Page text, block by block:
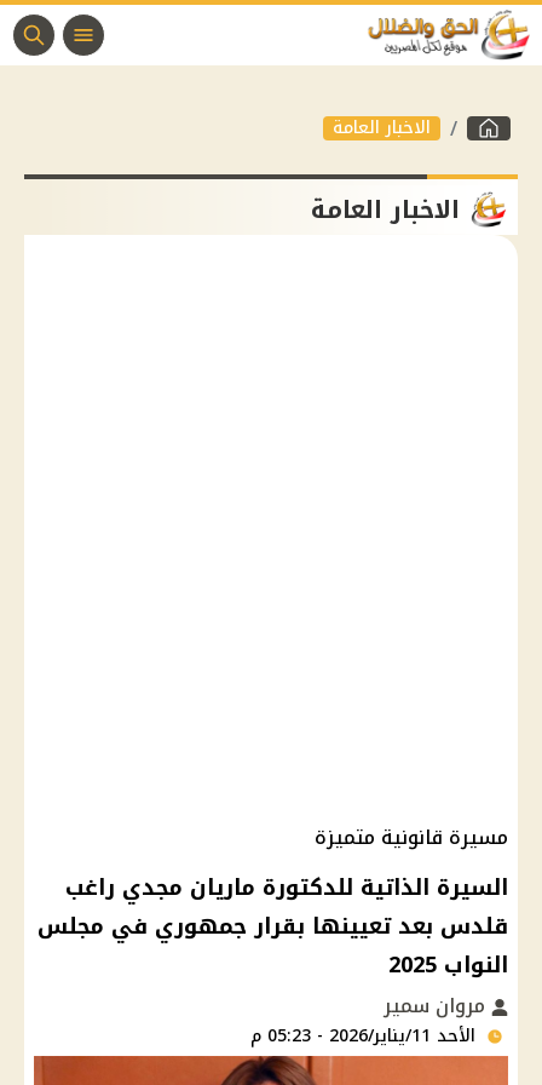
الاخبار العامة
الاخبار العامة
مسيرة قانونية متميزة
السيرة الذاتية للدكتورة ماريان مجدي راغب
قلدس بعد تعيينها بقرار جمهوري في مجلس
النواب 2025
مروان سمير
الأحد 11/يناير/2026 - 05:23 م